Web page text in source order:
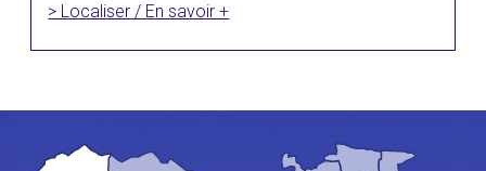
> Localiser / En savoir +